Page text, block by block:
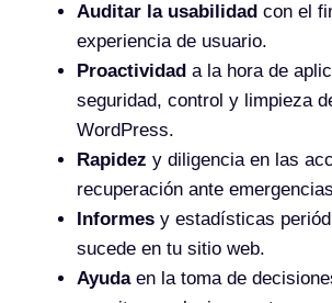
Auditar la usabilidad con el
experiencia de usuario.
Proactividad a la hora de
seguridad, control y limpieza
WordPress.
Rapidez y diligencia en las
recuperación ante
Informes y estadísticas
sucede en tu sitio web.
Ayuda en la toma de